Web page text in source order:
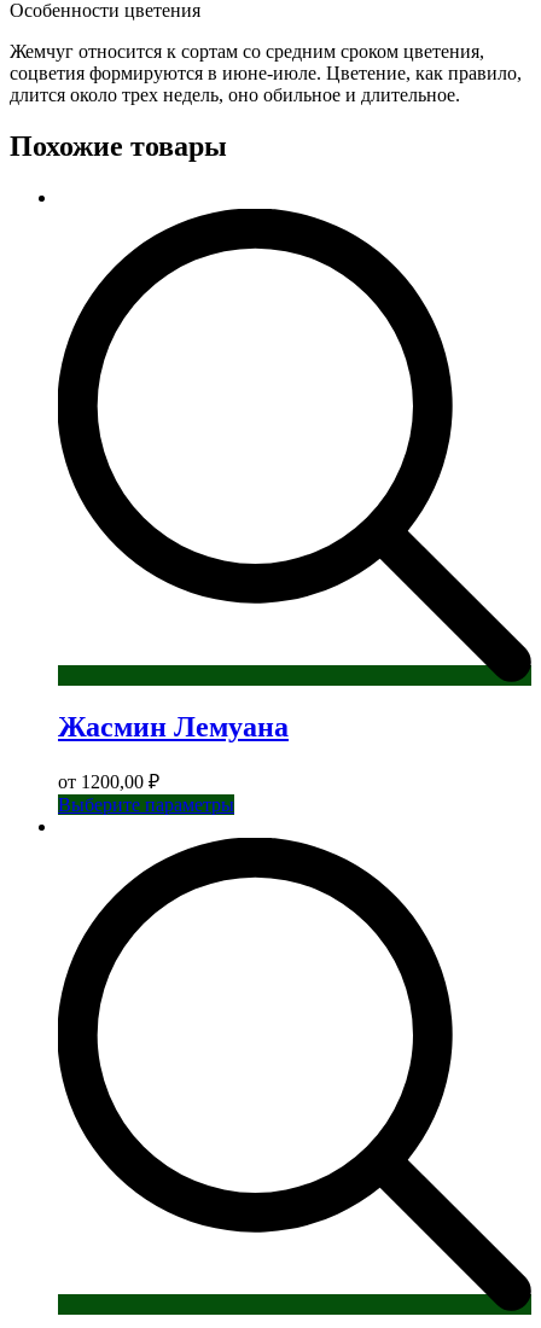
Особенности цветения
Жемчуг относится к сортам со средним сроком цветения,
соцветия формируются в июне-июле. Цветение, как правило,
длится около трех недель, оно обильное и длительное.
Похожие товары
Жасмин Лемуана
от 1200,00 ₽
Выберите параметрыЭтот
вариаций.